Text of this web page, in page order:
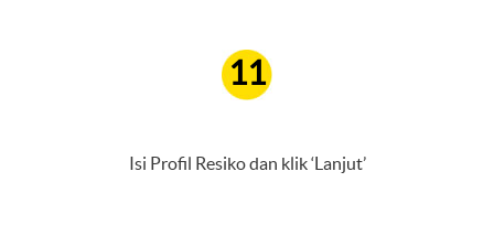
11
Isi Profil Resiko dan klik ‘Lanjut’